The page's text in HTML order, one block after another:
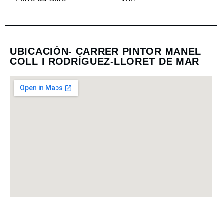
UBICACIÓN- CARRER PINTOR MANEL
COLL I RODRÍGUEZ-LLORET DE MAR